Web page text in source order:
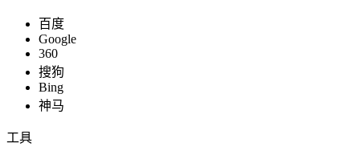
百度
Google
360
搜狗
Bing
神马
工具